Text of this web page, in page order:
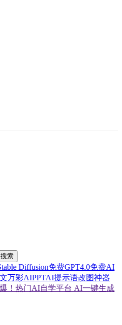
搜索
Diffusion免费GPT4.0免费AI
万彩AIPPTAI提示语改图神器
爆！热门AI自学平台 AI一键生成